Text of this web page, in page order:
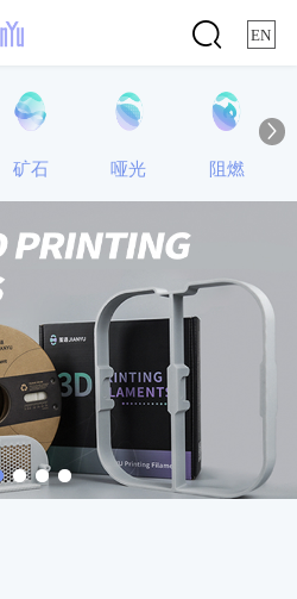
 EN
矿石 哑光 阻燃
